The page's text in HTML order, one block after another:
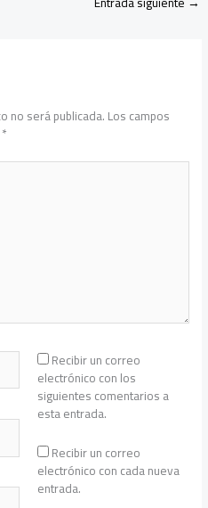
no será publicada.Los campos
*
Recibir un correo
electrónico con los
siguientes comentarios a
esta entrada.
Recibir un correo
electrónico con cada nueva
entrada.